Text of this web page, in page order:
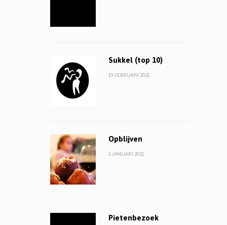
Sukkel (top 10)
19 FEBRUARI 2021
Opblijven
1 JANUARI 2021
Pietenbezoek